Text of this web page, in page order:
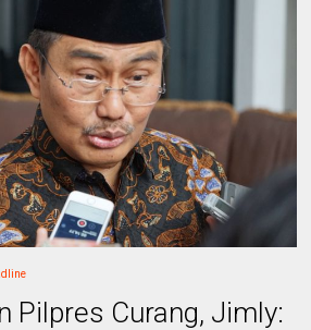
Pilpres Curang, Jimly: